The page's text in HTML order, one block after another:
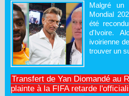
Malgré un
Mondial
été
d'Ivoire.
ivoirienne
trouver un
Transfert de Yan Diomandé au
plainte à la FIFA retarde